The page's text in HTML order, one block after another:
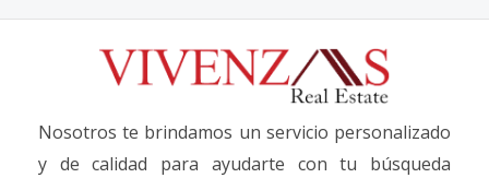
Nosotros te brindamos un servicio personalizado
y de calidad para ayudarte con tu búsqueda